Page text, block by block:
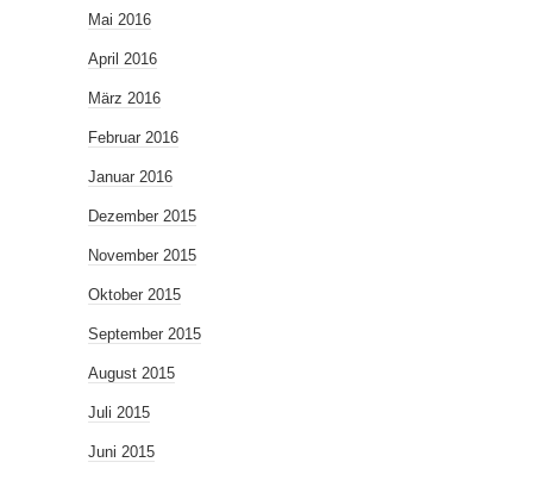
Mai 2016
April 2016
März 2016
Februar 2016
Januar 2016
Dezember 2015
November 2015
Oktober 2015
September 2015
August 2015
Juli 2015
Juni 2015